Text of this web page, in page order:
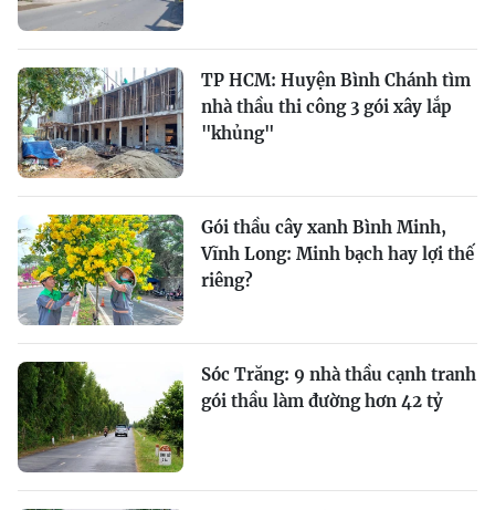
TP HCM: Huyện Bình Chánh tìm
nhà thầu thi công 3 gói xây lắp
"khủng"
Gói thầu cây xanh Bình Minh,
Vĩnh Long: Minh bạch hay lợi thế
riêng?
Sóc Trăng: 9 nhà thầu cạnh tranh
gói thầu làm đường hơn 42 tỷ